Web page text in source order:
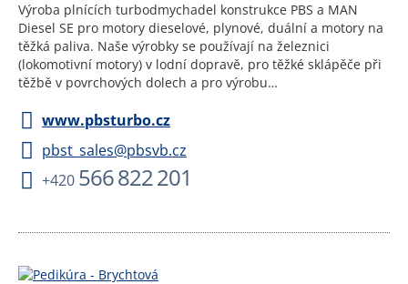
Výroba plnících turbodmychadel konstrukce PBS a MAN
Diesel SE pro motory dieselové, plynové, duální a motory na
těžká paliva. Naše výrobky se používají na železnici
(lokomotivní motory) v lodní dopravě, pro těžké sklápěče při
těžbě v povrchových dolech a pro výrobu…
www.pbsturbo.cz
pbst_sales@pbsvb.cz
+420 566 822 201